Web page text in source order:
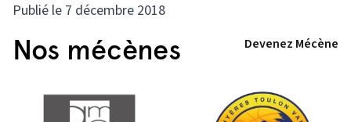
Publié le 7 décembre 2018
Nos mécènes Devenez Mécène